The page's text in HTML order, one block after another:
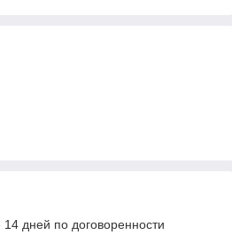
14 дней по договоренности